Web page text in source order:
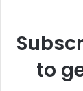
to